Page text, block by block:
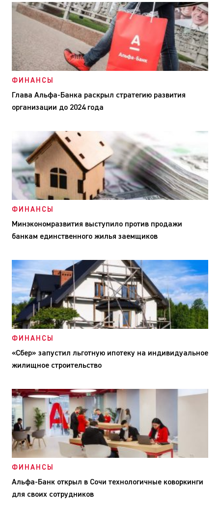
ФИНАНСЫ
Глава Альфа-Банка раскрыл стратегию развития
организации до 2024 года
ФИНАНСЫ
Минэкономразвития выступило против продажи
банкам единственного жилья заемщиков
ФИНАНСЫ
«Сбер» запустил льготную ипотеку на индивидуальное
жилищное строительство
ФИНАНСЫ
Альфа-Банк открыл в Сочи технологичные коворкинги
для своих сотрудников